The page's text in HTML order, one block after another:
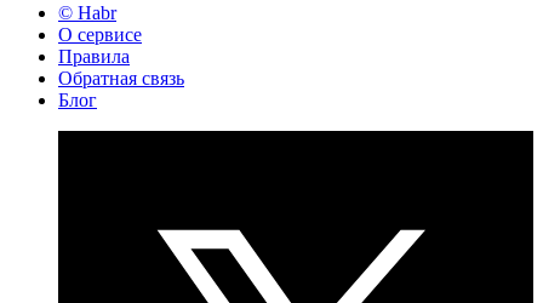
© Habr
О сервисе
Правила
Обратная связь
Блог